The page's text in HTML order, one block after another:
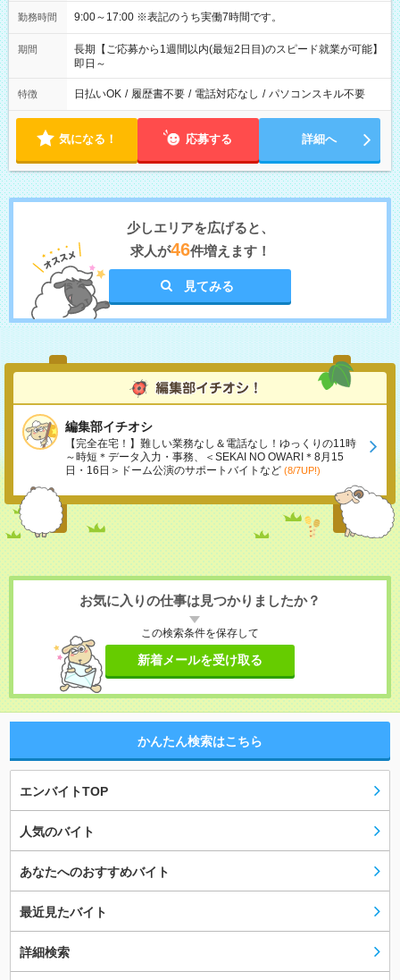
勤務時間 9:00～17:00 ※表記のうち実働7時間です。
期間
長期【ご応募から1週間以内(最短2日目)のスピード就業が可能】
即日～
特徴 日払いOK / 履歴書不要 / 電話対応なし / パソコンスキル不要
気になる！ 応募する 詳細へ
少しエリアを広げると、
求人が46件増えます！
見てみる
編集部イチオシ
【完全在宅！】難しい業務なし＆電話なし！ゆっくりの11時
～時短＊データ入力・事務、＜SEKAI NO OWARI＊8月15
日・16日＞ドーム公演のサポートバイトなど (8/7UP!)
お気に入りの仕事は見つかりましたか？
この検索条件を保存して
新着メールを受け取る
かんたん検索はこちら
エンバイトTOP
人気のバイト
あなたへのおすすめバイト
最近見たバイト
詳細検索